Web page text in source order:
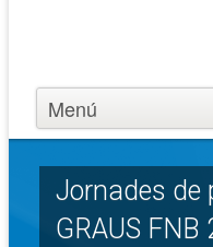
Jornades de
GRAUS FNB